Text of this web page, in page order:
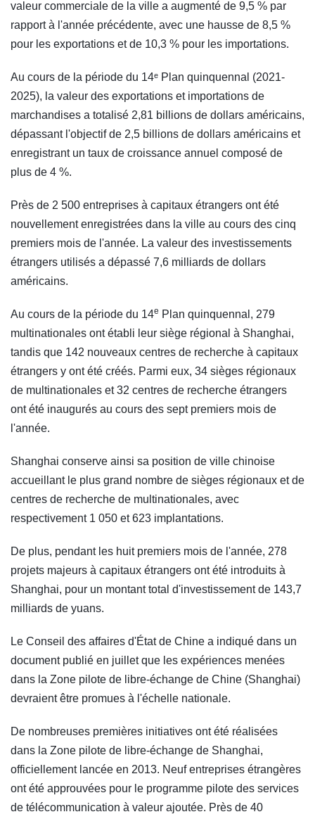
valeur commerciale de la ville a augmenté de 9,5 % par
rapport à l'année précédente, avec une hausse de 8,5 %
pour les exportations et de 10,3 % pour les importations.
Au cours de la période du 14ᵉ Plan quinquennal (2021-
2025), la valeur des exportations et importations de
marchandises a totalisé 2,81 billions de dollars américains,
dépassant l'objectif de 2,5 billions de dollars américains et
enregistrant un taux de croissance annuel composé de
plus de 4 %.
Près de 2 500 entreprises à capitaux étrangers ont été
nouvellement enregistrées dans la ville au cours des cinq
premiers mois de l'année. La valeur des investissements
étrangers utilisés a dépassé 7,6 milliards de dollars
américains.
Au cours de la période du 14e Plan quinquennal, 279
multinationales ont établi leur siège régional à Shanghai,
tandis que 142 nouveaux centres de recherche à capitaux
étrangers y ont été créés. Parmi eux, 34 sièges régionaux
de multinationales et 32 centres de recherche étrangers
ont été inaugurés au cours des sept premiers mois de
l'année.
Shanghai conserve ainsi sa position de ville chinoise
accueillant le plus grand nombre de sièges régionaux et de
centres de recherche de multinationales, avec
respectivement 1 050 et 623 implantations.
De plus, pendant les huit premiers mois de l'année, 278
projets majeurs à capitaux étrangers ont été introduits à
Shanghai, pour un montant total d'investissement de 143,7
milliards de yuans.
Le Conseil des affaires d'État de Chine a indiqué dans un
document publié en juillet que les expériences menées
dans la Zone pilote de libre-échange de Chine (Shanghai)
devraient être promues à l'échelle nationale.
De nombreuses premières initiatives ont été réalisées
dans la Zone pilote de libre-échange de Shanghai,
officiellement lancée en 2013. Neuf entreprises étrangères
ont été approuvées pour le programme pilote des services
de télécommunication à valeur ajoutée. Près de 40